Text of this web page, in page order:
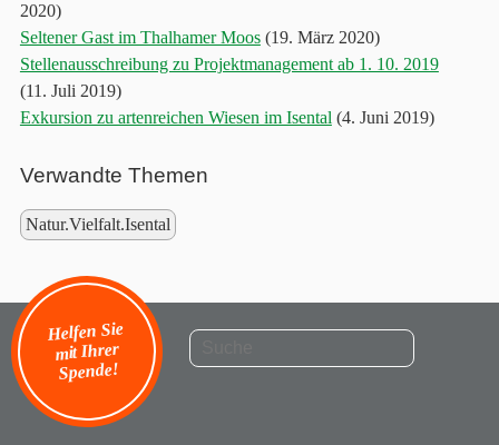
2020)
Seltener Gast im Thalhamer Moos(19. März 2020)
Stellenausschreibung zu Projektmanagement ab 1. 10. 2019
(11. Juli 2019)
Exkursion zu artenreichen Wiesen im Isental (4. Juni 2019)
Verwandte Themen
Natur.Vielfalt.Isental
Helfen Sie
mit Ihrer
Spende!